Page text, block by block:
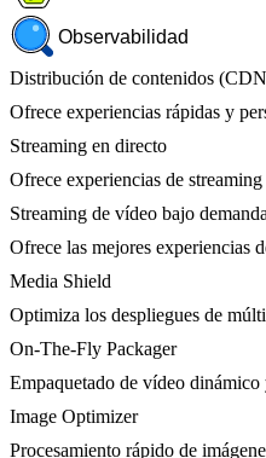
Observabilidad
Distribución de contenidos
Ofrece experiencias rápidas y
Streaming en directo
Ofrece experiencias de
Streaming de vídeo bajo demanda
Ofrece las mejores experiencias
Media Shield
Optimiza los despliegues de
On-The-Fly Packager
Empaquetado de vídeo dinámico
Image Optimizer
Procesamiento rápido de